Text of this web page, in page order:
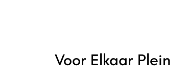
Voor Elkaar Plein